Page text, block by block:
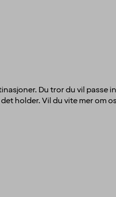
Du tror du vil passe
holder. Vil du vite mer om